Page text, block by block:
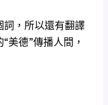
詞，所以還有翻譯
美德”傳播人間，